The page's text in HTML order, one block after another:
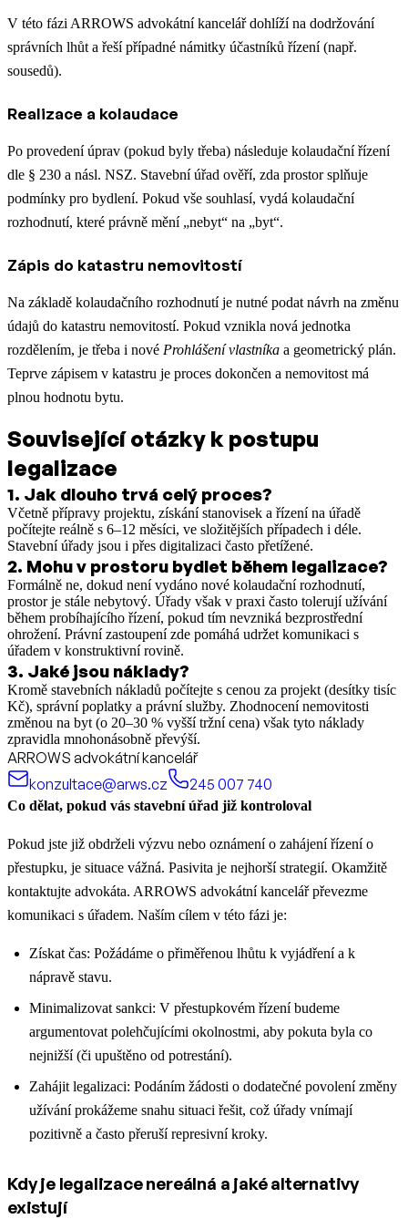
V této fázi ARROWS advokátní kancelář dohlíží na dodržování
správních lhůt a řeší případné námitky účastníků řízení (např.
sousedů).
Realizace a kolaudace
Po provedení úprav (pokud byly třeba) následuje kolaudační řízení
dle § 230 a násl. NSZ. Stavební úřad ověří, zda prostor splňuje
podmínky pro bydlení. Pokud vše souhlasí, vydá kolaudační
rozhodnutí, které právně mění „nebyt“ na „byt“.
Zápis do katastru nemovitostí
Na základě kolaudačního rozhodnutí je nutné podat návrh na změnu
údajů do katastru nemovitostí. Pokud vznikla nová jednotka
rozdělením, je třeba i nové Prohlášení vlastníka a geometrický plán.
Teprve zápisem v katastru je proces dokončen a nemovitost má
plnou hodnotu bytu.
Související otázky k postupu
legalizace
1. Jak dlouho trvá celý proces?
Včetně přípravy projektu, získání stanovisek a řízení na úřadě
počítejte reálně s 6–12 měsíci, ve složitějších případech i déle.
Stavební úřady jsou i přes digitalizaci často přetížené.
2. Mohu v prostoru bydlet během legalizace?
Formálně ne, dokud není vydáno nové kolaudační rozhodnutí,
prostor je stále nebytový. Úřady však v praxi často tolerují užívání
během probíhajícího řízení, pokud tím nevzniká bezprostřední
ohrožení. Právní zastoupení zde pomáhá udržet komunikaci s
úřadem v konstruktivní rovině.
3. Jaké jsou náklady?
Kromě stavebních nákladů počítejte s cenou za projekt (desítky tisíc
Kč), správní poplatky a právní služby. Zhodnocení nemovitosti
změnou na byt (o 20–30 % vyšší tržní cena) však tyto náklady
zpravidla mnohonásobně převýší.
ARROWS advokátní kancelář
konzultace@arws.cz
245 007 740
Co dělat, pokud vás stavební úřad již kontroloval
Pokud jste již obdrželi výzvu nebo oznámení o zahájení řízení o
přestupku, je situace vážná. Pasivita je nejhorší strategií. Okamžitě
kontaktujte advokáta. ARROWS advokátní kancelář převezme
komunikaci s úřadem. Naším cílem v této fázi je:
Získat čas: Požádáme o přiměřenou lhůtu k vyjádření a k
nápravě stavu.
Minimalizovat sankci: V přestupkovém řízení budeme
argumentovat polehčujícími okolnostmi, aby pokuta byla co
nejnižší (či upuštěno od potrestání).
Zahájit legalizaci: Podáním žádosti o dodatečné povolení změny
užívání prokážeme snahu situaci řešit, což úřady vnímají
pozitivně a často přeruší represivní kroky.
Kdy je legalizace nereálná a jaké alternativy
existují